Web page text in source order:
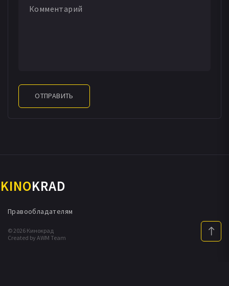
ОТПРАВИТЬ
KINOKRAD
© 2026 Кинокрад
Created by AWM Team
Правообладателям